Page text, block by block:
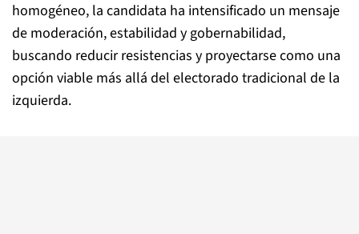
homogéneo, la candidata ha intensificado un mensaje
de moderación, estabilidad y gobernabilidad,
buscando reducir resistencias y proyectarse como una
opción viable más allá del electorado tradicional de la
izquierda.